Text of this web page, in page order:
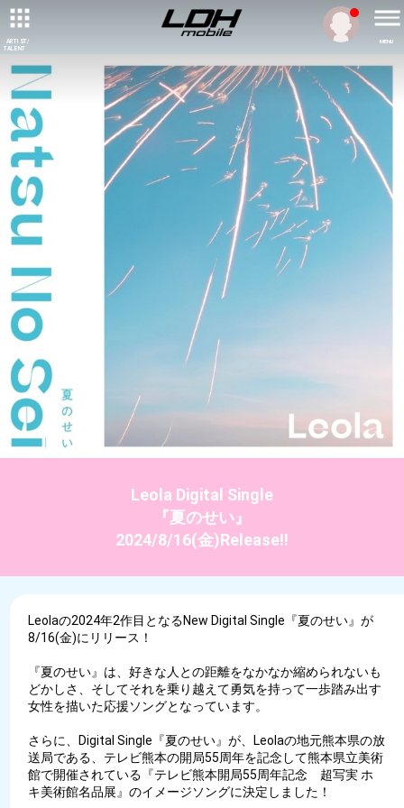
ARTIST/
TALENT
MENU
Leola Digital Single
『夏のせい』
2024/8/16(金)Release!!
Leolaの2024年2作目となるNew Digital Single『夏のせい』が
8/16(金)にリリース！
『夏のせい』は、好きな人との距離をなかなか縮められないも
どかしさ、そしてそれを乗り越えて勇気を持って一歩踏み出す
女性を描いた応援ソングとなっています。
さらに、Digital Single『夏のせい』が、Leolaの地元熊本県の放
送局である、テレビ熊本の開局55周年を記念して熊本県立美術
館で開催されている『テレビ熊本開局55周年記念 超写実 ホ
キ美術館名品展』のイメージソングに決定しました！